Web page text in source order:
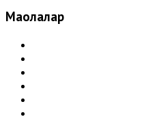
Мақолалар